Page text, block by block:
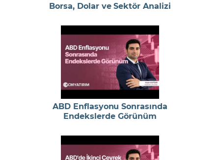
Borsa, Dolar ve Sektör Analizi
ABD Enflasyonu Sonrasında
Endekslerde Görünüm